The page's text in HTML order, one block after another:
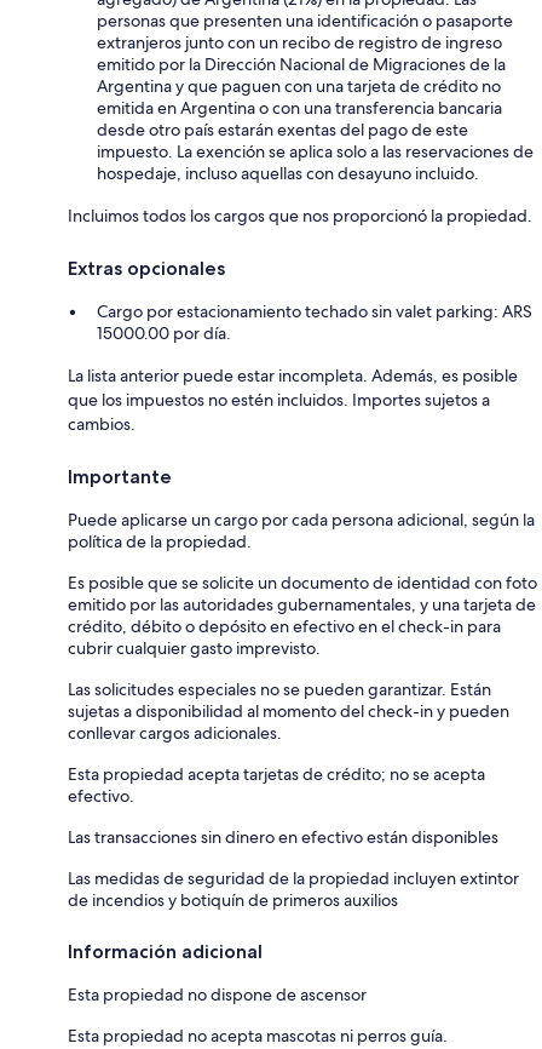
personas que presenten una identificación o pasaporte
extranjeros junto con un recibo de registro de ingreso
emitido por la Dirección Nacional de Migraciones de la
Argentina y que paguen con una tarjeta de crédito no
emitida en Argentina o con una transferencia bancaria
desde otro país estarán exentas del pago de este
impuesto. La exención se aplica solo a las reservaciones de
hospedaje, incluso aquellas con desayuno incluido.
Incluimos todos los cargos que nos proporcionó la propiedad.
Extras opcionales
Cargo por estacionamiento techado sin valet parking: ARS
15000.00 por día.
La lista anterior puede estar incompleta. Además, es posible
que los impuestos no estén incluidos. Importes sujetos a
cambios.
Importante
Puede aplicarse un cargo por cada persona adicional, según la
política de la propiedad.
Es posible que se solicite un documento de identidad con foto
emitido por las autoridades gubernamentales, y una tarjeta de
crédito, débito o depósito en efectivo en el check-in para
cubrir cualquier gasto imprevisto.
Las solicitudes especiales no se pueden garantizar. Están
sujetas a disponibilidad al momento del check-in y pueden
conllevar cargos adicionales.
Esta propiedad acepta tarjetas de crédito; no se acepta
efectivo.
Las transacciones sin dinero en efectivo están disponibles
Las medidas de seguridad de la propiedad incluyen extintor
de incendios y botiquín de primeros auxilios
Información adicional
Esta propiedad no dispone de ascensor
Esta propiedad no acepta mascotas ni perros guía.